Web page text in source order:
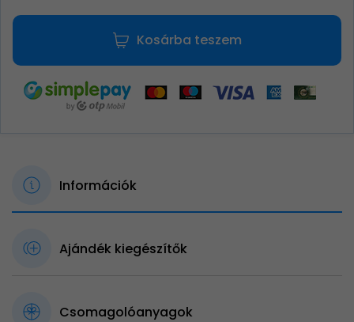
Kosárba teszem
Információk
Ajándék kiegészítők
Csomagolóanyagok